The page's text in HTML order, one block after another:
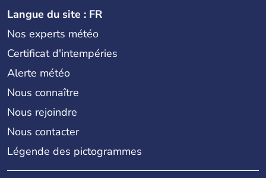
Langue du site : FR
Nos experts météo
Certificat d'intempéries
Alerte météo
Nous connaître
Nous rejoindre
Nous contacter
Légende des pictogrammes